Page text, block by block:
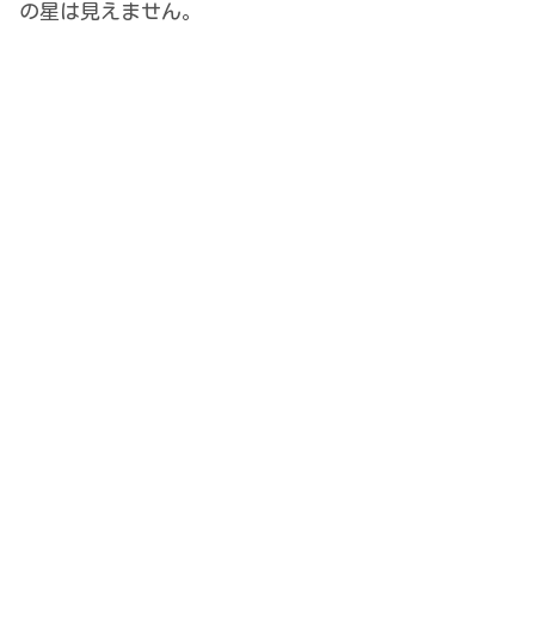
の星は見えません。